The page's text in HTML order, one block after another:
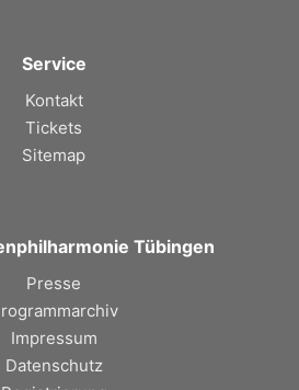
Service
Kontakt
Tickets
Sitemap
Tübingen
Presse
Impressum
Datenschutz